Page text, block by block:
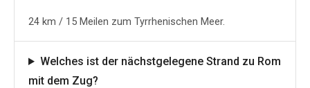
24 km / 15 Meilen zum Tyrrhenischen Meer.
Welches ist der nächstgelegene Strand zu Rom
mit dem Zug?